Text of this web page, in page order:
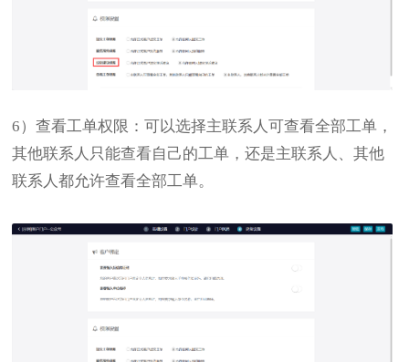
6）查看工单权限：可以选择主联系人可查看全部工单，
其他联系人只能查看自己的工单 ，还是主联系人、其他
联系人都允许查看全部工单。